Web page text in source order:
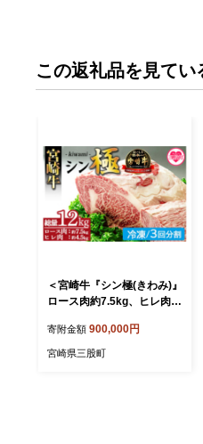
この返礼品を見て
＜宮崎牛『シン極(きわみ)』
ロース肉約7.5kg、ヒレ肉約
産ブランド牛 牛肉 おすすめ
黒毛和牛 国産牛肉 和牛 人
寄附金額 900,000円
宮崎県三股町